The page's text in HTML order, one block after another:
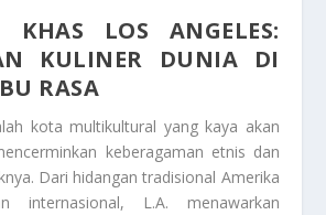
KHAS LOS ANGELES:
KULINER DUNIA DI
RASA
kota multikultural yang kaya akan
keberagaman etnis dan
Dari hidangan tradisional Amerika
internasional, L.A. menawarkan